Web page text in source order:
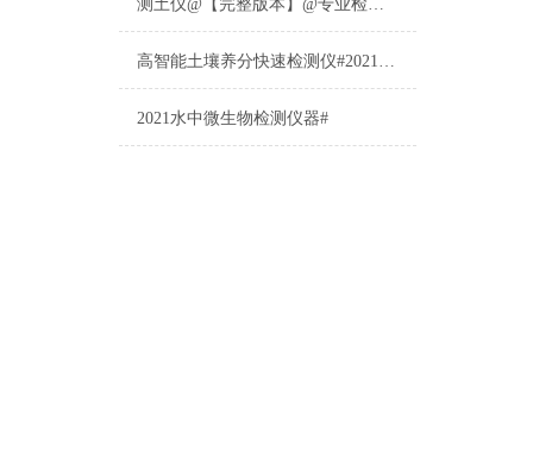
测土仪@【完整版本】@专业检测土壤的仪器仪表
高智能土壤养分快速检测仪#2021【土壤养分检测专用仪器仪表】
2021水中微生物检测仪器#